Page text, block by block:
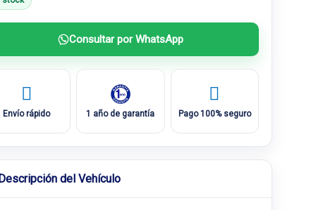
Consultar por WhatsApp
Envío rápido 1 año de garantía Pago 100% seguro
del Vehículo